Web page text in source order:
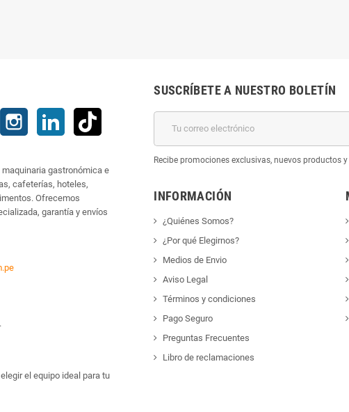
Instagram LinkedIn
gastronómica e
cafeterías, hoteles,
Ofrecemos
garantía y envíos
el equipo ideal para tu
SUSCRÍBETE A NUESTRO BOLETÍN
Recibe promociones exclusivas, nuevos
INFORMACIÓN
¿Quiénes Somos?
¿Por qué Elegirnos?
Medios de Envio
Aviso Legal
Términos y condiciones
Pago Seguro
Preguntas Frecuentes
Libro de reclamaciones